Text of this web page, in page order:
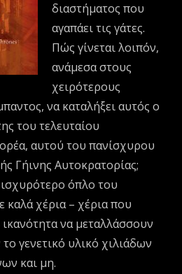
διαστήματος που
αγαπάει τις γάτες.
Πώς γίνεται λοιπόν,
ανάμεσα στους
χειρότερους
να καταλήξει αυτός ο
του τελευταίου
αυτού του πανίσχυρου
Γήινης Αυτοκρατορίας;
όπλο του
καλά χέρια – χέρια που
να μεταλλάσσουν
γενετικό υλικό χιλιάδων
και μη.